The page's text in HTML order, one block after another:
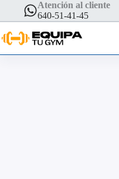
Atención al cliente
640-51-41-45